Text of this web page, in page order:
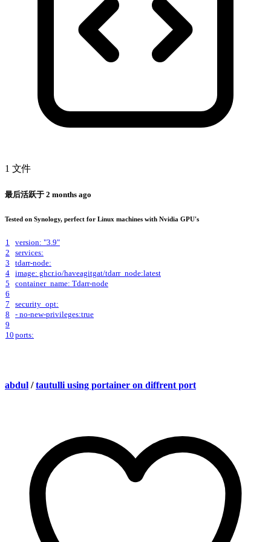
1 文件
最后活跃于 2 months ago
Tested on Synology, perfect for Linux machines with Nvidia GPU's
1
version: "3.9"
2
services:
3
tdarr-node:
4
image: ghcr.io/haveagitgat/tdarr_node:latest
5
container_name: Tdarr-node
6
7
security_opt:
8
- no-new-privileges:true
9
10 ports:
abdul / tautulli using portainer on diffrent port